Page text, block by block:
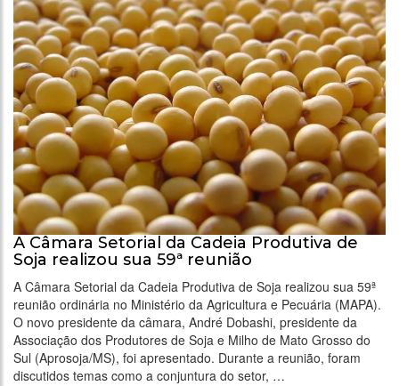
A Câmara Setorial da Cadeia Produtiva de
Soja realizou sua 59ª reunião
A Câmara Setorial da Cadeia Produtiva de Soja realizou sua 59ª
reunião ordinária no Ministério da Agricultura e Pecuária (MAPA).
O novo presidente da câmara, André Dobashi, presidente da
Associação dos Produtores de Soja e Milho de Mato Grosso do
Sul (Aprosoja/MS), foi apresentado. Durante a reunião, foram
discutidos temas como a conjuntura do setor, …